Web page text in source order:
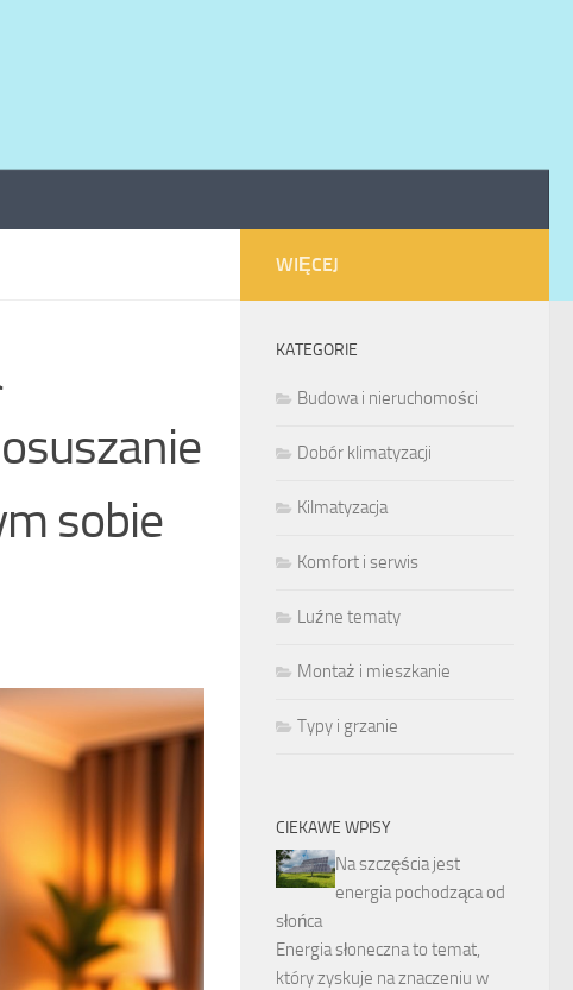
sobie
WIĘCEJ
KATEGORIE
Budowa i nieruchomości
Dobór klimatyzacji
Kilmatyzacja
Komfort i serwis
Luźne tematy
Montaż i mieszkanie
Typy i grzanie
CIEKAWE WPISY
Na szczęścia jest
energia pochodząca od
słońca
Energia słoneczna to temat,
który zyskuje na znaczeniu w